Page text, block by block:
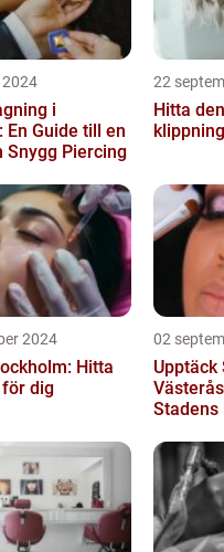
i
En Guide till en
Snygg Piercing
22
Hitta
2024
Hitta
dig
02
Upptäck
Stadens